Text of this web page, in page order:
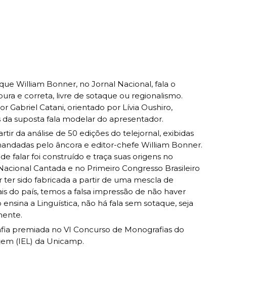
William Bonner, no Jornal Nacional, fala o
e correta, livre de sotaque ou regionalismo.
Gabriel Catani, orientado por Lívia Oushiro,
da suposta fala modelar do apresentador.
da análise de 50 edições do telejornal, exibidas
pelo âncora e editor-chefe William Bonner.
falar foi construído e traça suas origens no
Cantada e no Primeiro Congresso Brasileiro
ter sido fabricada a partir de uma mescla de
do país, temos a falsa impressão de não haver
a Linguística, não há fala sem sotaque, seja
premiada no VI Concurso de Monografias do
(IEL) da Unicamp.